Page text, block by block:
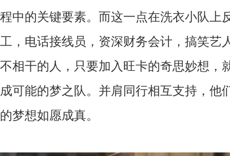
程中的关键要素。而这一点在洗衣小队上
工，电话接线员，资深财务会计，搞笑艺
不相干的人，只要加入旺卡的奇思妙想，
成可能的梦之队。并肩同行相互支持，他
的梦想如愿成真。